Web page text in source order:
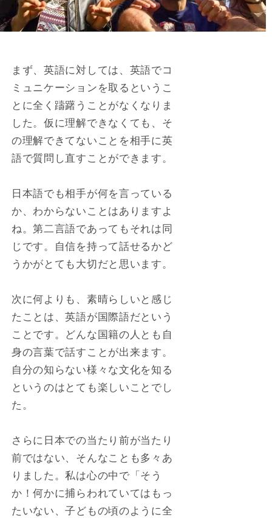
まず、英語に対しては、英語でコ
ミュニケーションを取るというこ
とに全く躊躇うことがなくなりま
した。仮に理解できなくても、そ
の理解できてないことを相手に英
語で質問し直すことができます。
日本語でも相手が何を言っている
か、わからないことはありますよ
ね。第二言語であってもそれは同
じです。自信を持って話せるかど
うかがとても大切だと思います。
次に何よりも、素晴らしいと感じ
たことは、英語が国際語だという
ことです。どんな国籍の人とも自
身の言葉で話すことが出来ます。
自分の知らない様々な文化を知る
というのはとても楽しいことでし
た。
さらに日本での当たり前が当たり
前ではない、そんなことも多々あ
りました。私は心の中で「そう
か！何かに捕らわれていてはもっ
たいない、子どもの頃のように全